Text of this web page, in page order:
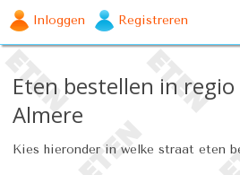
Inloggen Registreren
Eten bestellen in
Almere
Kies hieronder in welke straat eten